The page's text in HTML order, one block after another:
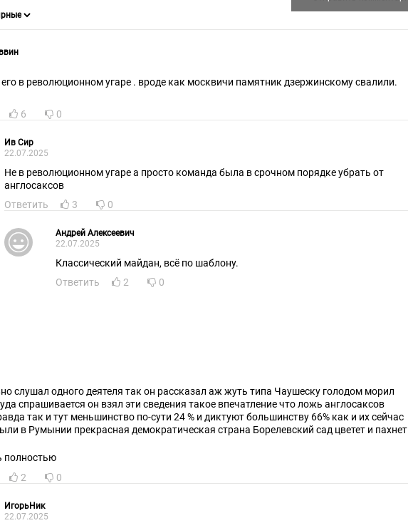
в революционном угаре . вроде как москвичи памятник дзержинскому свалили.
6 0
Ив Сир
22.07.2025
Не в революционном угаре а просто команда была в срочном порядке убрать от
англосаксов
Ответить
3 0
Андрей Алексеевич
22.07.2025
Классический майдан, всё по шаблону.
Ответить
2 0
слушал одного деятеля так он рассказал аж жуть типа Чаушеску голодом морил
спрашивается он взял эти сведения такое впечатление что ложь англосаксов
так и тут меньшинство по-сути 24 % и диктуют большинству 66% как и их сейчас
в Румынии прекрасная демократическая страна Борелевский сад цветет и пахнет
полностью
2 0
ИгорьНик
22.07.2025